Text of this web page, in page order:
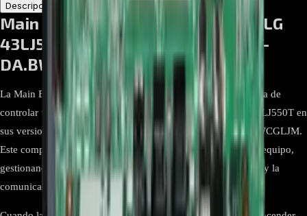
Descripción
Main Board EBU64055111 Para TV LG
43LJ550T-DA.AWCYLJM 43LJ550T-
DA.BWCGLJM
La Main Board EBU64055111 es la tarjeta principal encargada de
controlar todas las funciones electrónicas del televisor LG 43LJ550T en
sus versiones 43LJ550T-DA.AWCYLJM y 43LJ550T-DA.BWCGLJM.
Este componente actúa como el centro de procesamiento del equipo,
gestionando la señal de imagen, sonido, puertos de conexión y la
comunicación entre los diferentes módulos internos.